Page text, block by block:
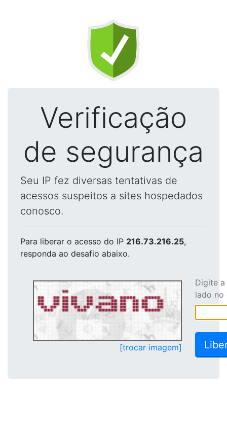
Verificação
de segurança
Seu IP fez diversas tentativas de
acessos suspeitos a sites hospedados
conosco.
Para liberar o acesso do IP 216.73.216.25,
responda ao desafio abaixo.
[trocar imagem]
Digite
lado no